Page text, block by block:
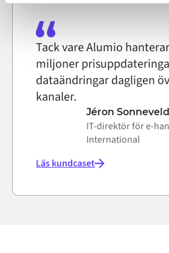
on the internet
Tack vare Alumio
miljoner
dataändringar dagligen
kanaler.
Jéron Sonneveld
IT-direktör för e-
International
Läs kundcaset